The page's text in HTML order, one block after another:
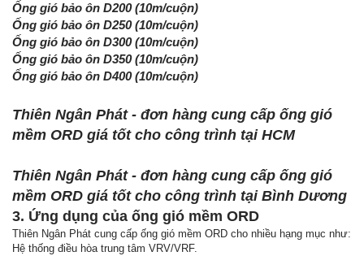
Ống gió bảo ôn D200 (10m/cuộn)
Ống gió bảo ôn D250 (10m/cuộn)
Ống gió bảo ôn D300 (10m/cuộn)
Ống gió bảo ôn D350 (10m/cuộn)
Ống gió bảo ôn D400 (10m/cuộn)
Thiên Ngân Phát - đơn hàng cung cấp ống gió
mềm ORD giá tốt cho công trình tại HCM
Thiên Ngân Phát - đơn hàng cung cấp ống gió
mềm ORD giá tốt cho công trình tại Bình Dương
3. Ứng dụng của ống gió mềm ORD
Thiên Ngân Phát cung cấp ống gió mềm ORD cho nhiều hạng mục như:
Hệ thống điều hòa trung tâm VRV/VRF.